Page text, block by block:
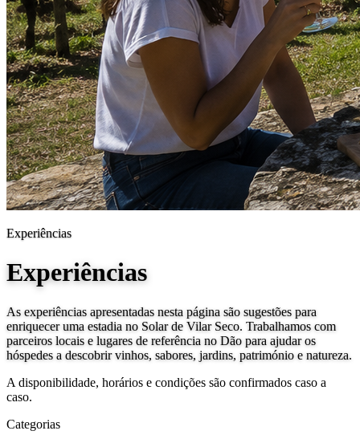
Experiências
Experiências
As experiências apresentadas nesta página são sugestões para
enriquecer uma estadia no Solar de Vilar Seco. Trabalhamos com
parceiros locais e lugares de referência no Dão para ajudar os
hóspedes a descobrir vinhos, sabores, jardins, património e natureza.
A disponibilidade, horários e condições são confirmados caso a
caso.
Categorias